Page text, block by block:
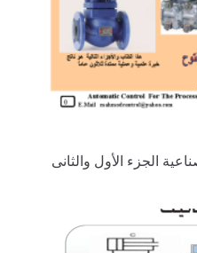
الجزء الأول والثانى